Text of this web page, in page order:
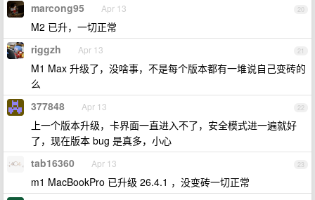
20
marcong95 Apr 13
M2 已升，一切正常
21
riggzh Apr 13
M1 Max 升级了，没啥事，不是每个版本都有一堆说自己变砖的
么
22
377848 Apr 13
上一个版本升级，卡界面一直进入不了，安全模式进一遍就好
了，现在版本 bug 是真多，小心
23
tab16360 Apr 13
m1 MacBookPro 已升级 26.4.1 ，没变砖一切正常